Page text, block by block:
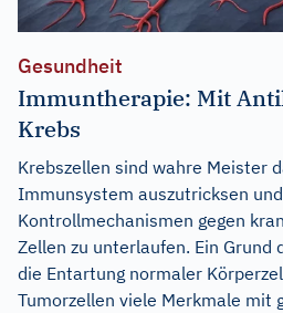
Gesundheit
Immuntherapie: Mit
Krebs
Krebszellen sind wahre Meister
Immunsystem auszutricksen
Kontrollmechanismen gegen
Zellen zu unterlaufen. Ein Grund
die Entartung normaler
Tumorzellen viele Merkmale mit